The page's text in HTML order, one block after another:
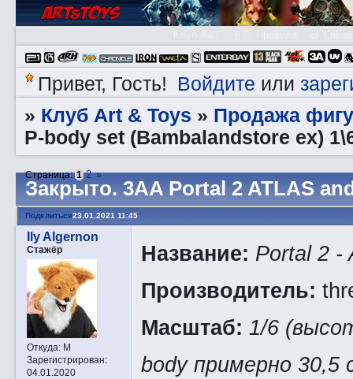
Привет, Гость! Войдите или
» Клуб Art & Toys » Продажа
P-body set (Bambalandstore ex)
Закрытo. 3AA Portal 2 ATLAS
Страница:1 2 »
Поделиться23.01.2021 11:45
Ily Algernon
Стажёр
Откуда:М
Зарегистрирован:
04.01.2020
Название: Portal 2 -
Производитель:
Масштаб: 1/6
body примерно 30,5